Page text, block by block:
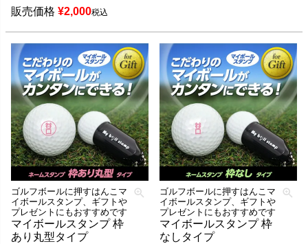
販売価格 ¥2,000税込
ゴルフボールに押すはんこマ
イボールスタンプ、ギフトや
プレゼントにもおすすめです
マイボールスタンプ 枠
あり丸型タイプ
ゴルフボールに押すはんこマ
イボールスタンプ、ギフトや
プレゼントにもおすすめです
マイボールスタンプ 枠
なしタイプ